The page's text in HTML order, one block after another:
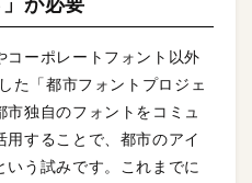
コーポレートフォント以外
た「都市フォントプロジェ
独自のフォントをコミュ
することで、都市のアイ
う試みです。これまでに